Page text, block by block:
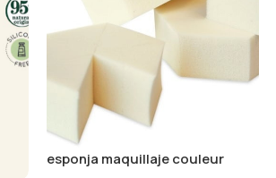
esponja maquillaje couleur